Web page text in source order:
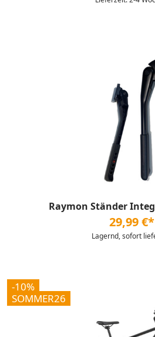
Raymon Ständer
29,99 €*
Lagernd, sofort
-10%
SOMMER26